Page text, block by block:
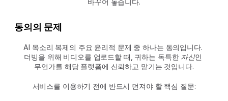
바꾸어 놓습니다.
동의의 문제
AI 목소리 복제의 주요 윤리적 문제 중 하나는 동의입니다.
더빙을 위해 비디오를 업로드할 때, 귀하는 독특한 자신인
무언가를 해당 플랫폼에 신뢰하고 맡기는 것입니다.
서비스를 이용하기 전에 반드시 던져야 할 핵심 질문: